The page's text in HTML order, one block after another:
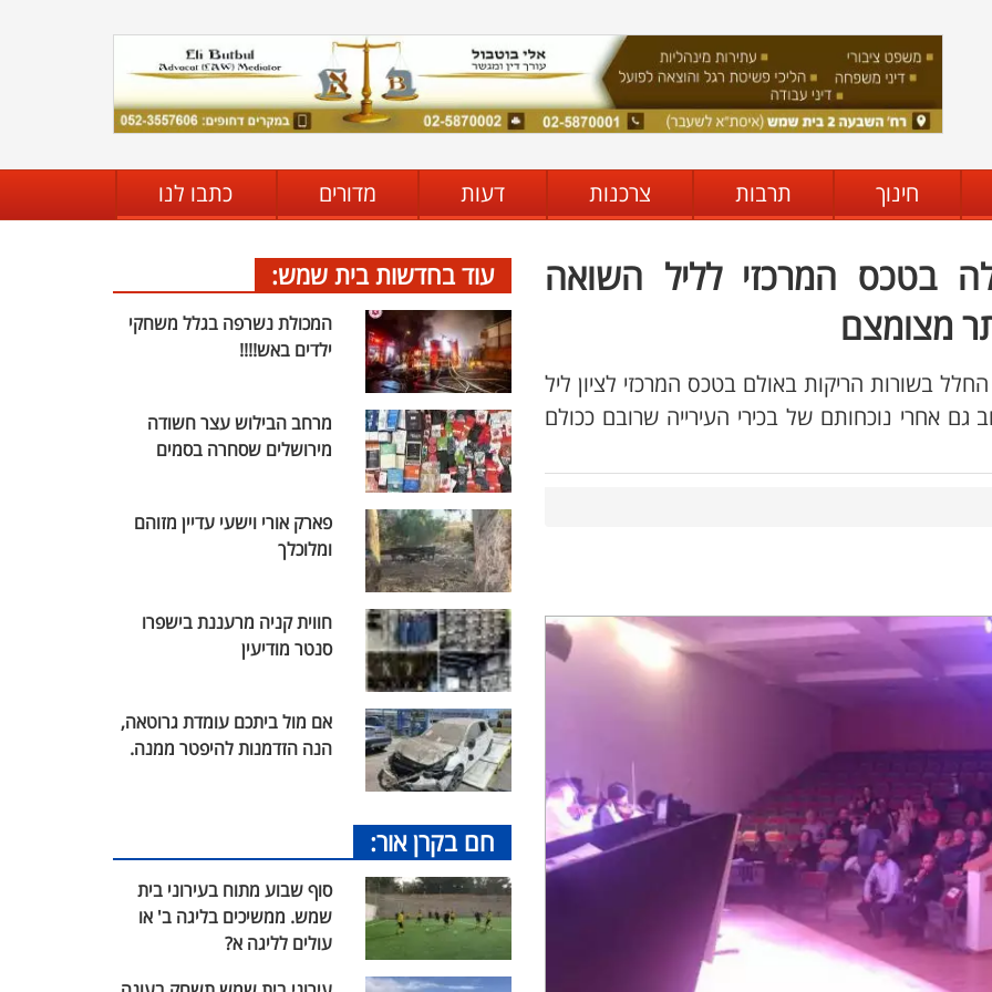
חינוך תרבות צרכנות דעות מדורים כתבו לנו
בטכס המרכזי לליל השואה
מצומצם
בשורות הריקות באולם בטכס המרכזי לציון ליל
גם אחרי נוכחותם של בכירי העירייה שרובם ככולם
עוד בחדשות בית שמש:
המכולת נשרפה בגלל משחקי
ילדים באש!!!!
מרחב הבילוש עצר חשודה
מירושלים שסחרה בסמים
פארק אורי וישעי עדיין מזוהם
ומלוכלך
חווית קניה מרעננת בישפרו
סנטר מודיעין
אם מול ביתכם עומדת גרוטאה,
הנה הזדמנות להיפטר ממנה.
חם בקרן אור:
סוף שבוע מתוח בעירוני בית
שמש. ממשיכים בליגה ב' או
עולים לליגה א?